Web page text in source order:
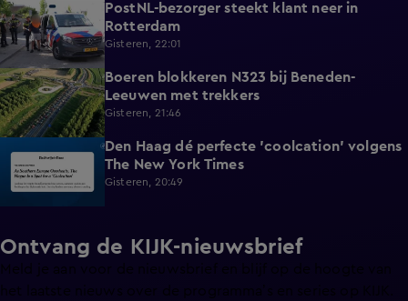
0:26
PostNL-bezorger steekt klant neer in
Rotterdam
Gisteren, 22:01
0:33
Boeren blokkeren N323 bij Beneden-
Leeuwen met trekkers
Gisteren, 21:46
Den Haag dé perfecte 'coolcation' volgens
The New York Times
Gisteren, 20:49
Ontvang de KIJK-nieuwsbrief
Meld je aan voor de nieuwsbrief en blijf op de hoogte van